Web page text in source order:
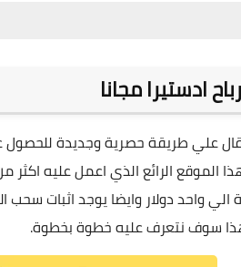
ادستيرا مجانا
علي طريقة حصرية وجديدة
حيث تصل سعر 1000 زيارة الي واحد دولار وايضا
هذا سوف نتعرف عليه خطوة بخطوة.